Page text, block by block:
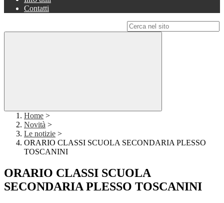
Contatti
Home >
Novità >
Le notizie >
ORARIO CLASSI SCUOLA SECONDARIA PLESSO
TOSCANINI
ORARIO CLASSI SCUOLA
SECONDARIA PLESSO TOSCANINI